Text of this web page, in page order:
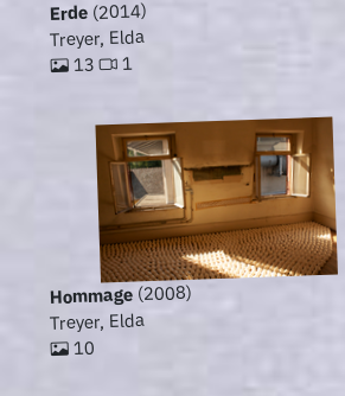
Erde(2014)
Treyer, Elda
13 1
Hommage(2008)
Treyer, Elda
10